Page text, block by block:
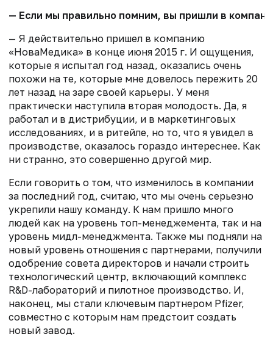
— Если мы правильно помним, вы пришли в
— Я действительно пришел в компанию
«НоваМедика» в конце июня 2015 г. И ощущения,
которые я испытал год назад, оказались очень
похожи на те, которые мне довелось пережить 20
лет назад на заре своей карьеры. У меня
практически наступила вторая молодость. Да, я
работал и в дистрибуции, и в маркетинговых
исследованиях, и в ритейле, но то, что я увидел в
производстве, оказалось гораздо интереснее. Как
ни странно, это совершенно другой мир.
Если говорить о том, что изменилось в компании
за последний год, считаю, что мы очень серьезно
укрепили нашу команду. К нам пришло много
людей как на уровень топ-менеджемента, так и на
уровень мидл-менеджмента. Также мы подняли на
новый уровень отношения с партнерами, получили
одобрение совета директоров и начали строить
технологический центр, включающий комплекс
R&D-лабораторий и пилотное производство. И,
наконец, мы стали ключевым партнером Pfizer,
совместно с которым нам предстоит создать
новый завод.